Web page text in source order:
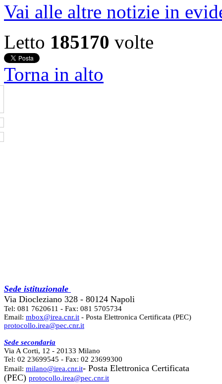
Vai alle altre notizie in
Letto 185170 volte
Torna in alto
Sede istituzionale
Via Diocleziano 328 - 80124 Napoli
Tel: 081 7620611 - Fax: 081 5705734
Email: mbox@irea.cnr.it - Posta Elettronica Certificata (PEC)
protocollo.irea@pec.cnr.it
Sede secondaria
Via A Corti, 12 - 20133 Milano
Tel: 02 23699545 - Fax: 02 23699300
Email: milano@irea.cnr.it- Posta Elettronica Certificata
(PEC) protocollo.irea@pec.cnr.it